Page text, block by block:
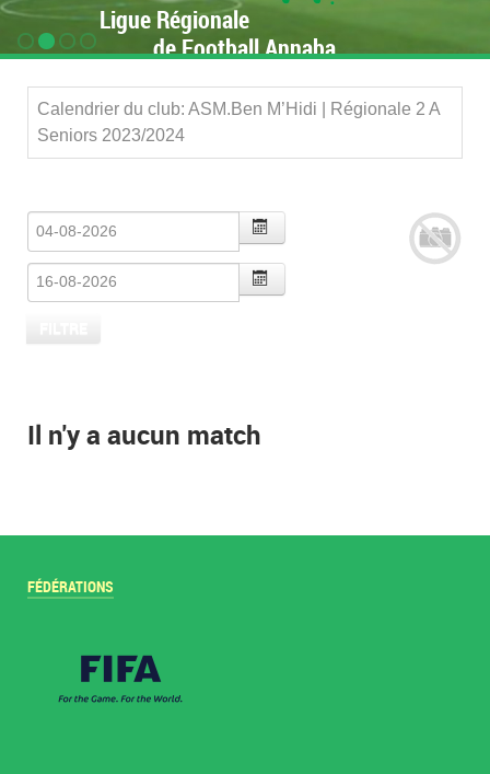
Ligue Régionale
de Football Annaba
Calendrier du club: ASM.Ben M’Hidi | Régionale 2 A
Seniors 2023/2024
Il n'y a aucun match
FÉDÉRATIONS